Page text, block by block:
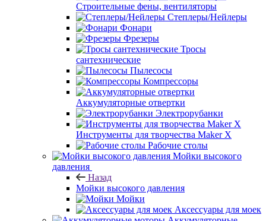
Строительные фены, вентиляторы
Степлеры/Нейлеры
Фонари
Фрезеры
Тросы
сантехнические
Пылесосы
Компрессоры
Аккумуляторные отвертки
Электрорубанки
Инструменты для творчества Maker X
Рабочие столы
Мойки высокого
давления
Назад
Мойки высокого давления
Мойки
Аксессуары для моек